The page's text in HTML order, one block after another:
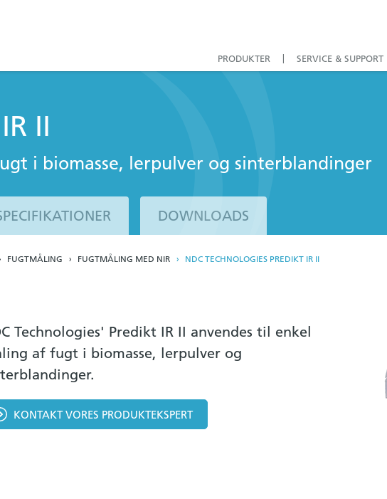
PRODUKTER SERVICE & SUPPORT
II
i biomasse, lerpulver og sinterblandinger
DOWNLOADS
FUGTMÅLING FUGTMÅLING MED NIR NDC TECHNOLOGIES PREDIKT IR II
Technologies' Predikt IR II anvendes til enkel
af fugt i biomasse, lerpulver og
KONTAKT VORES PRODUKTEKSPERT